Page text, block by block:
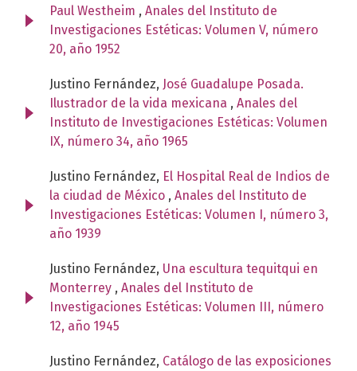
Paul Westheim , Anales del Instituto de
Investigaciones Estéticas: Volumen V, número
20, año 1952
Justino Fernández, José Guadalupe Posada.
Ilustrador de la vida mexicana , Anales del
Instituto de Investigaciones Estéticas: Volumen
IX, número 34, año 1965
Justino Fernández, El Hospital Real de Indios de
la ciudad de México , Anales del Instituto de
Investigaciones Estéticas: Volumen I, número 3,
año 1939
Justino Fernández, Una escultura tequitqui en
Monterrey , Anales del Instituto de
Investigaciones Estéticas: Volumen III, número
12, año 1945
Justino Fernández, Catálogo de las exposiciones